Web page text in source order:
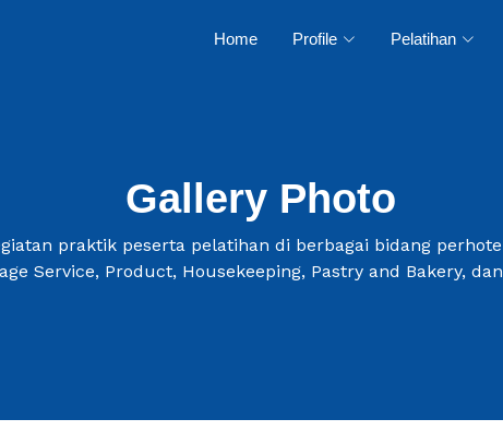
Home Profile Pelatihan
Gallery Photo
praktik peserta pelatihan di berbagai bidang
Service, Product, Housekeeping, Pastry and Bakery,